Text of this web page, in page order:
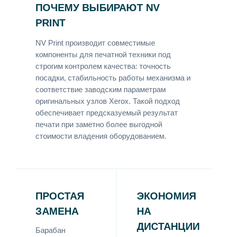
ПОЧЕМУ ВЫБИРАЮТ NV
PRINT
NV Print производит совместимые
компоненты для печатной техники под
строгим контролем качества: точность
посадки, стабильность работы механизма и
соответствие заводским параметрам
оригинальных узлов Xerox. Такой подход
обеспечивает предсказуемый результат
печати при заметно более выгодной
стоимости владения оборудованием.
ПРОСТАЯ
ЗАМЕНА
Барабан
ЭКОНОМИЯ
НА
ДИСТАНЦИИ